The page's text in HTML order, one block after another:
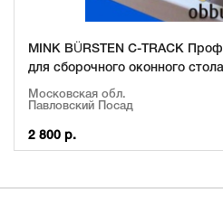
MINK BÜRSTEN C-TRACK
для сборочного оконного
Московская обл.
Павловский Посад
2 800 р.